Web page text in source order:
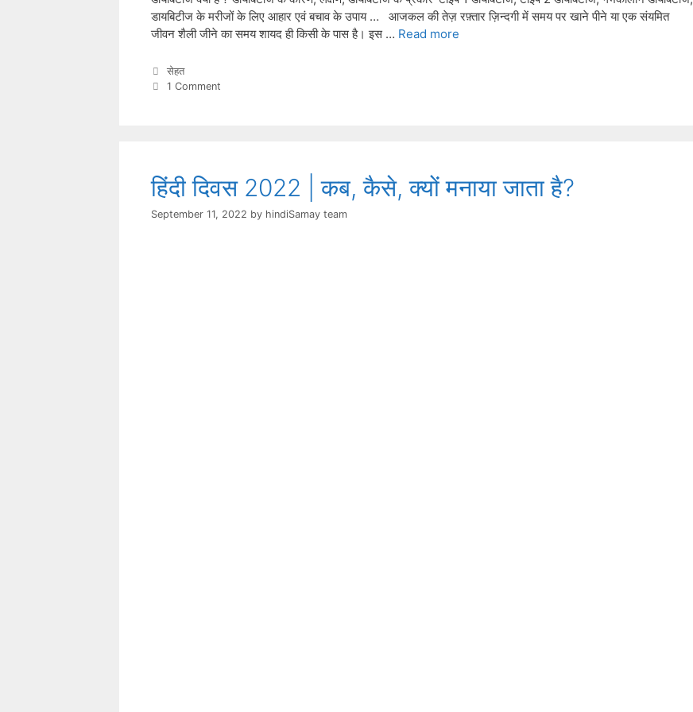
डायबिटीज के मरीजों के लिए आहार एवं बचाव के उपाय … आजकल की तेज़ रफ़्तार ज़िन्दगी में समय पर खाने पीने या एक संयमित
जीवन शैली जीने का समय शायद ही किसी के पास है। इस … Read more
Categories
सेहत
1 Comment
हिंदी दिवस 2022 | कब, कैसे, क्यों मनाया जाता है?
September 11, 2022 by hindiSamay team